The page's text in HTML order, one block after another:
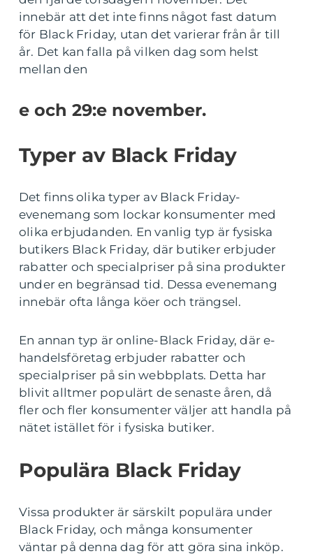
innebär att det inte finns något fast datum
för Black Friday, utan det varierar från år till
år. Det kan falla på vilken dag som helst
mellan den
e och 29:e november.
Typer av Black Friday
Det finns olika typer av Black Friday-
evenemang som lockar konsumenter med
olika erbjudanden. En vanlig typ är fysiska
butikers Black Friday, där butiker erbjuder
rabatter och specialpriser på sina produkter
under en begränsad tid. Dessa evenemang
innebär ofta långa köer och trängsel.
En annan typ är online-Black Friday, där e-
handelsföretag erbjuder rabatter och
specialpriser på sin webbplats. Detta har
blivit alltmer populärt de senaste åren, då
fler och fler konsumenter väljer att handla på
nätet istället för i fysiska butiker.
Populära Black Friday
Vissa produkter är särskilt populära under
Black Friday, och många konsumenter
väntar på denna dag för att göra sina inköp.